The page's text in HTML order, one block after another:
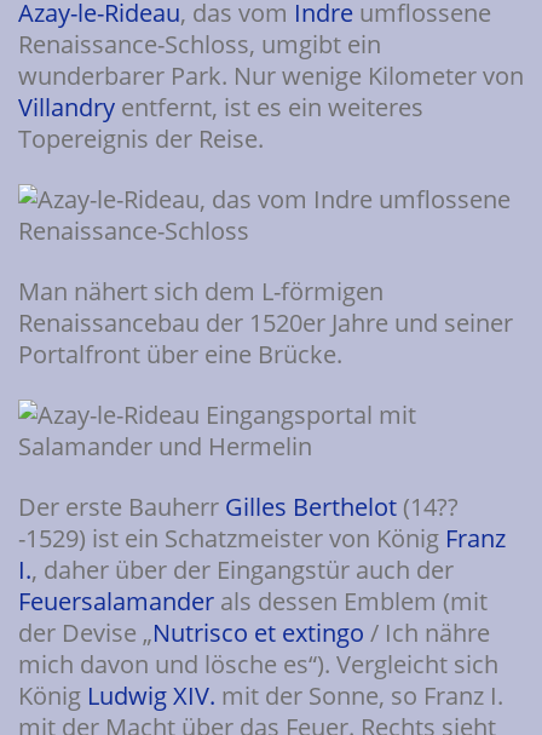
Azay-le-Rideau, das vom Indre umflossene
Renaissance-Schloss, umgibt ein
wunderbarer Park. Nur wenige Kilometer von
Villandry entfernt, ist es ein weiteres
Topereignis der Reise.
Man nähert sich dem L-förmigen
Renaissancebau der 1520er Jahre und seiner
Portalfront über eine Brücke.
Der erste Bauherr Gilles Berthelot (14??
-1529) ist ein Schatzmeister von König Franz
I., daher über der Eingangstür auch der
Feuersalamander als dessen Emblem (mit
der Devise „Nutrisco et extingo / Ich nähre
mich davon und lösche es“). Vergleicht sich
König Ludwig XIV. mit der Sonne, so Franz I.
mit der Macht über das Feuer. Rechts sieht